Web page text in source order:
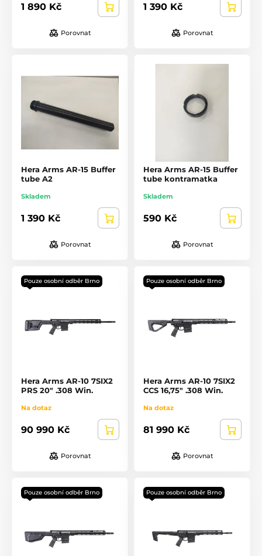
1 890 Kč
Porovnat
1 390 Kč
Porovnat
Hera Arms AR-15 Buffer
tube A2
Skladem
1 390 Kč
Porovnat
Hera Arms AR-15 Buffer
tube kontramatka
Skladem
590 Kč
Porovnat
Pouze osobní odběr Brno
Hera Arms AR-10 7SIX2
PRS 20" .308 Win.
Na dotaz
90 990 Kč
Porovnat
Pouze osobní odběr Brno
Hera Arms AR-10 7SIX2
CCS 16,75" .308 Win.
Na dotaz
81 990 Kč
Porovnat
Pouze osobní odběr Brno Pouze osobní odběr Brno